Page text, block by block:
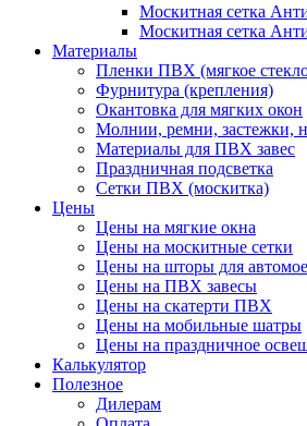
Москитная сетка
Москитная сетка
Материалы
Пленки ПВХ (мягкое
Фурнитура (крепления)
Окантовка для мягких окон
Молнии, ремни, застежки,
Материалы для ПВХ завес
Праздничная подсветка
Сетки ПВХ (москитка)
Цены
Цены на мягкие окна
Цены на москитные сетки
Цены на шторы для
Цены на ПВХ завесы
Цены на скатерти ПВХ
Цены на мобильные шатры
Цены на праздничное
Калькулятор
Полезное
Дилерам